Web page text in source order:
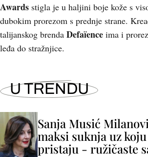
Awards stigla je u haljini boje kože s
dubokim prorezom s prednje strane.
talijanskog brenda Defaïence ima i
leđa do stražnjice.
U TRENDU
Sanja Musić
maksi suknja uz
pristaju - ružičaste